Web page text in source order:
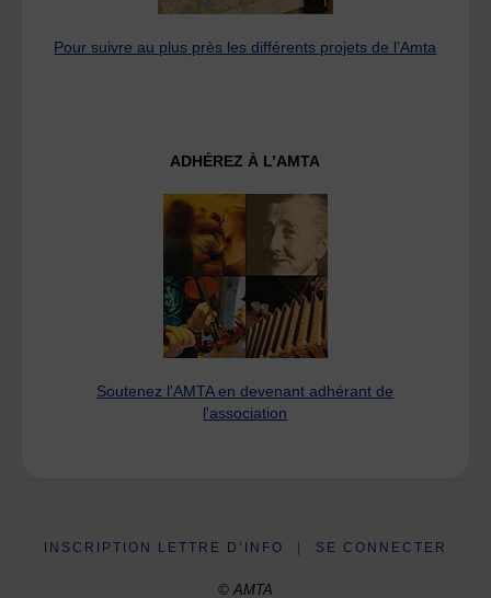
Pour suivre au plus près les différents projets de l’Amta
ADHÉREZ À L’AMTA
Soutenez l'AMTA en devenant adhérant de
l'association
INSCRIPTION LETTRE D’INFO SE CONNECTER
© AMTA